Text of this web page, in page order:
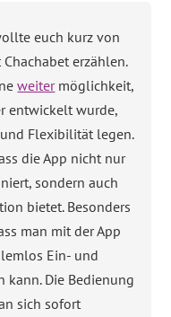
euch kurz von
erzählen.
weitermöglichkeit,
entwickelt wurde,
Flexibilität legen.
die App nicht nur
sondern auch
bietet. Besonders
man mit der App
Ein- und
kann. Die Bedienung
sich sofort